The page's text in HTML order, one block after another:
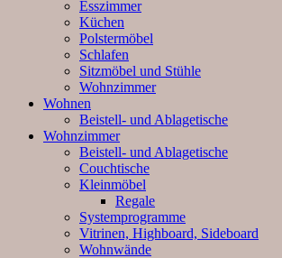
Esszimmer
Küchen
Polstermöbel
Schlafen
Sitzmöbel und Stühle
Wohnzimmer
Wohnen
Beistell- und Ablagetische
Wohnzimmer
Beistell- und Ablagetische
Couchtische
Kleinmöbel
Regale
Systemprogramme
Vitrinen, Highboard, Sideboard
Wohnwände